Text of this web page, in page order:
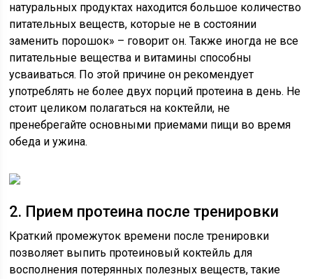
натуральных продуктах находится большое количество
питательных веществ, которые не в состоянии
заменить порошок» – говорит он. Также иногда не все
питательные вещества и витамины способны
усваиваться. По этой причине он рекомендует
употреблять не более двух порций протеина в день. Не
стоит целиком полагаться на коктейли, не
пренебрегайте основными приемами пищи во время
обеда и ужина.
2. Прием протеина после тренировки
Краткий промежуток времени после тренировки
позволяет выпить протеиновый коктейль для
восполнения потерянных полезных веществ, такие